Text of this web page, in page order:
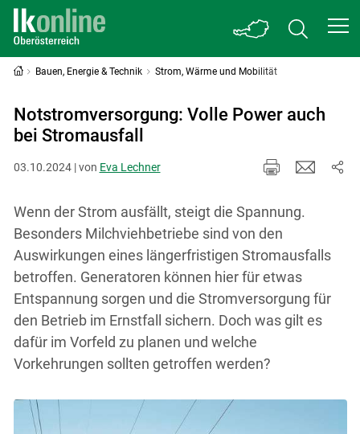
Bauen, Energie & Technik Strom, Wärme und Mobilität
Notstromversorgung: Volle Power auch
bei Stromausfall
03.10.2024 | von Eva Lechner
Wenn der Strom ausfällt, steigt die Spannung.
Besonders Milchviehbetriebe sind von den
Auswirkungen eines längerfristigen Stromausfalls
betroffen. Generatoren können hier für etwas
Entspannung sorgen und die Stromversorgung für
den Betrieb im Ernstfall sichern. Doch was gilt es
dafür im Vorfeld zu planen und welche
Vorkehrungen sollten getroffen werden?